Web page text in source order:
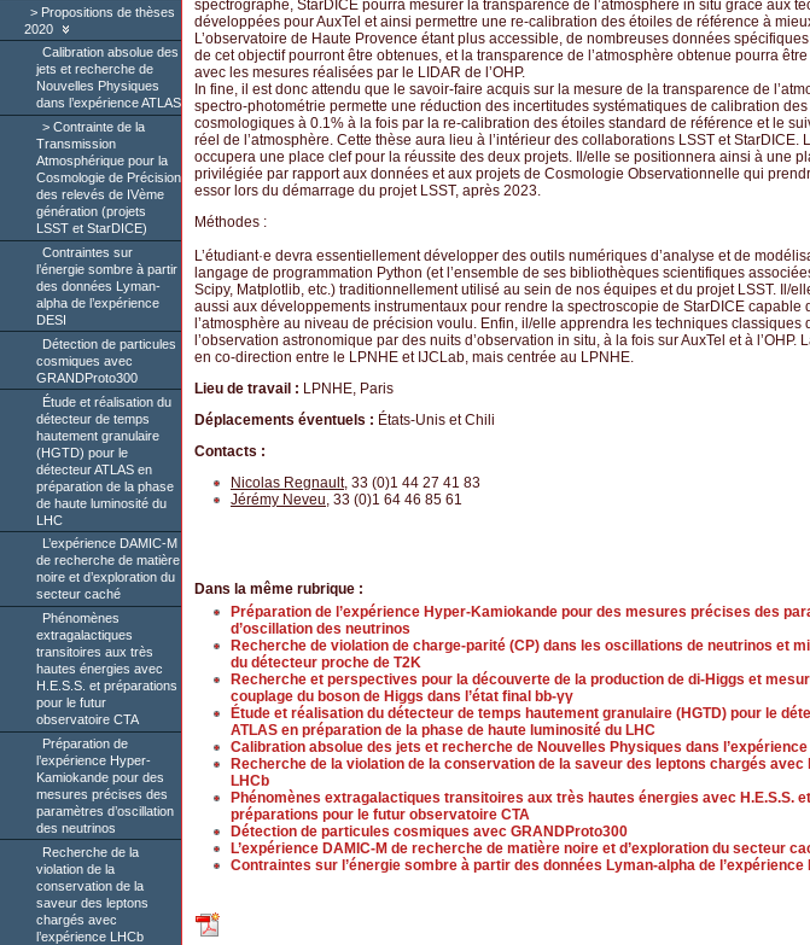
Propositions de thèses
2020
Calibration absolue des
jets et recherche de
Nouvelles Physiques
dans l’expérience ATLAS
Contrainte de la
Transmission
Atmosphérique pour la
Cosmologie de Précision
des relevés de IVème
génération (projets
LSST et StarDICE)
Contraintes sur
l’énergie sombre à partir
des données Lyman-
alpha de l’expérience
DESI
Détection de particules
cosmiques avec
GRANDProto300
Étude et réalisation du
détecteur de temps
hautement granulaire
(HGTD) pour le
détecteur ATLAS en
préparation de la phase
de haute luminosité du
LHC
L’expérience DAMIC-M
de recherche de matière
noire et d’exploration du
secteur caché
Phénomènes
extragalactiques
transitoires aux très
hautes énergies avec
H.E.S.S. et préparations
pour le futur
observatoire CTA
Préparation de
l’expérience Hyper-
Kamiokande pour des
mesures précises des
paramètres d’oscillation
des neutrinos
Recherche de la
violation de la
conservation de la
saveur des leptons
chargés avec
l’expérience LHCb
spectrographe, StarDICE pourra mesurer la transparence de l’atmosphère in situ grâce aux
développées pour AuxTel et ainsi permettre une re-calibration des étoiles de référence à
L’observatoire de Haute Provence étant plus accessible, de nombreuses données
de cet objectif pourront être obtenues, et la transparence de l’atmosphère obtenue pourra
avec les mesures réalisées par le LIDAR de l’OHP.
In fine, il est donc attendu que le savoir-faire acquis sur la mesure de la transparence de
spectro-photométrie permette une réduction des incertitudes systématiques de calibration
cosmologiques à 0.1% à la fois par la re-calibration des étoiles standard de référence et le
réel de l’atmosphère. Cette thèse aura lieu à l’intérieur des collaborations LSST et StarDICE.
occupera une place clef pour la réussite des deux projets. Il/elle se positionnera ainsi à une
privilégiée par rapport aux données et aux projets de Cosmologie Observationnelle qui
essor lors du démarrage du projet LSST, après 2023.
Méthodes :
L’étudiant·e devra essentiellement développer des outils numériques d’analyse et de
langage de programmation Python (et l’ensemble de ses bibliothèques scientifiques
Scipy, Matplotlib, etc.) traditionnellement utilisé au sein de nos équipes et du projet LSST. Il/
aussi aux développements instrumentaux pour rendre la spectroscopie de StarDICE capable
l’atmosphère au niveau de précision voulu. Enfin, il/elle apprendra les techniques classiques
l’observation astronomique par des nuits d’observation in situ, à la fois sur AuxTel et à l’OHP.
en co-direction entre le LPNHE et IJCLab, mais centrée au LPNHE.
Lieu de travail : LPNHE, Paris
Déplacements éventuels : États-Unis et Chili
Contacts :
Nicolas Regnault, 33 (0)1 44 27 41 83
Jérémy Neveu, 33 (0)1 64 46 85 61
Dans la même rubrique :
Préparation de l’expérience Hyper-Kamiokande pour des mesures précises des
d’oscillation des neutrinos
Recherche de violation de charge-parité (CP) dans les oscillations de neutrinos et
du détecteur proche de T2K
Recherche et perspectives pour la découverte de la production de di-Higgs et
couplage du boson de Higgs dans l’état final bb-γγ
Étude et réalisation du détecteur de temps hautement granulaire (HGTD) pour le
ATLAS en préparation de la phase de haute luminosité du LHC
Calibration absolue des jets et recherche de Nouvelles Physiques dans l’expérience
Recherche de la violation de la conservation de la saveur des leptons chargés avec
LHCb
Phénomènes extragalactiques transitoires aux très hautes énergies avec H.E.S.S. et
préparations pour le futur observatoire CTA
Détection de particules cosmiques avec GRANDProto300
L’expérience DAMIC-M de recherche de matière noire et d’exploration du secteur
Contraintes sur l’énergie sombre à partir des données Lyman-alpha de l’expérience